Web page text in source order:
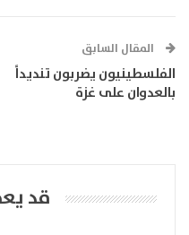
المقال السابق
الفلسطينيون يضربون تنديداً
بالعدوان على غزة
قد